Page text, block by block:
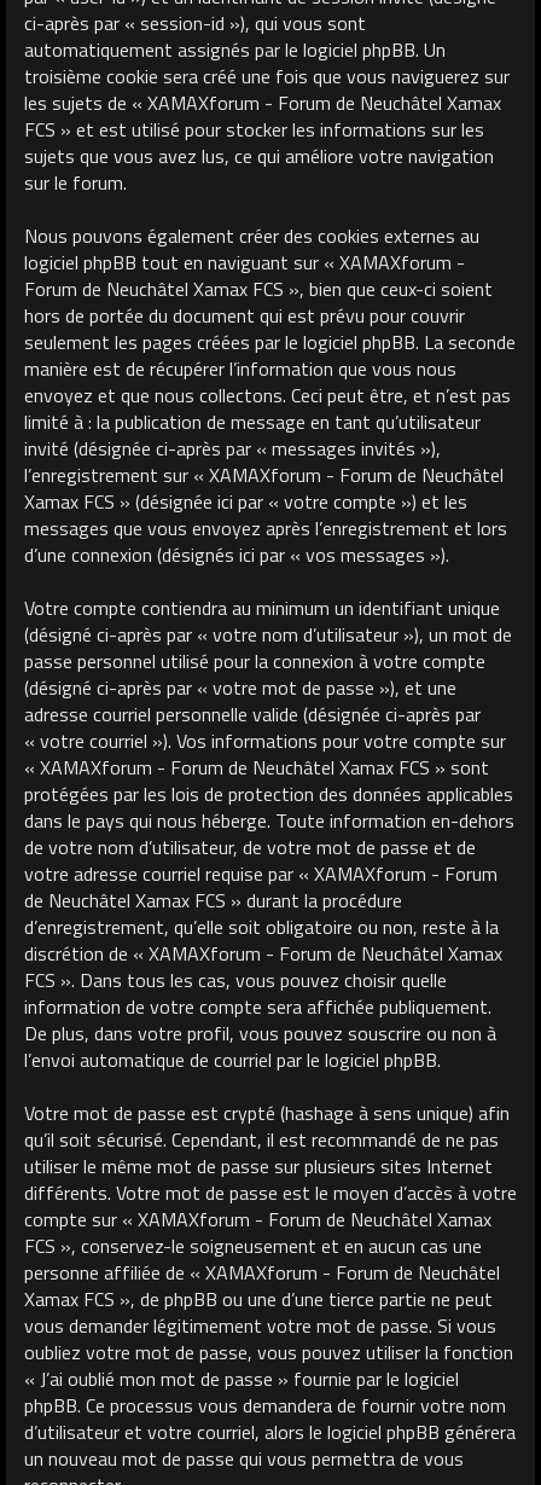
ci-après par « session-id »), qui vous sont
automatiquement assignés par le logiciel phpBB. Un
troisième cookie sera créé une fois que vous naviguerez sur
les sujets de « XAMAXforum - Forum de Neuchâtel Xamax
FCS » et est utilisé pour stocker les informations sur les
sujets que vous avez lus, ce qui améliore votre navigation
sur le forum.
Nous pouvons également créer des cookies externes au
logiciel phpBB tout en naviguant sur « XAMAXforum -
Forum de Neuchâtel Xamax FCS », bien que ceux-ci soient
hors de portée du document qui est prévu pour couvrir
seulement les pages créées par le logiciel phpBB. La seconde
manière est de récupérer l’information que vous nous
envoyez et que nous collectons. Ceci peut être, et n’est pas
limité à : la publication de message en tant qu’utilisateur
invité (désignée ci-après par « messages invités »),
l’enregistrement sur « XAMAXforum - Forum de Neuchâtel
Xamax FCS » (désignée ici par « votre compte ») et les
messages que vous envoyez après l’enregistrement et lors
d’une connexion (désignés ici par « vos messages »).
Votre compte contiendra au minimum un identifiant unique
(désigné ci-après par « votre nom d’utilisateur »), un mot de
passe personnel utilisé pour la connexion à votre compte
(désigné ci-après par « votre mot de passe »), et une
adresse courriel personnelle valide (désignée ci-après par
« votre courriel »). Vos informations pour votre compte sur
« XAMAXforum - Forum de Neuchâtel Xamax FCS » sont
protégées par les lois de protection des données applicables
dans le pays qui nous héberge. Toute information en-dehors
de votre nom d’utilisateur, de votre mot de passe et de
votre adresse courriel requise par « XAMAXforum - Forum
de Neuchâtel Xamax FCS » durant la procédure
d’enregistrement, qu’elle soit obligatoire ou non, reste à la
discrétion de « XAMAXforum - Forum de Neuchâtel Xamax
FCS ». Dans tous les cas, vous pouvez choisir quelle
information de votre compte sera affichée publiquement.
De plus, dans votre profil, vous pouvez souscrire ou non à
l’envoi automatique de courriel par le logiciel phpBB.
Votre mot de passe est crypté (hashage à sens unique) afin
qu’il soit sécurisé. Cependant, il est recommandé de ne pas
utiliser le même mot de passe sur plusieurs sites Internet
différents. Votre mot de passe est le moyen d’accès à votre
compte sur « XAMAXforum - Forum de Neuchâtel Xamax
FCS », conservez-le soigneusement et en aucun cas une
personne affiliée de « XAMAXforum - Forum de Neuchâtel
Xamax FCS », de phpBB ou une d’une tierce partie ne peut
vous demander légitimement votre mot de passe. Si vous
oubliez votre mot de passe, vous pouvez utiliser la fonction
« J’ai oublié mon mot de passe » fournie par le logiciel
phpBB. Ce processus vous demandera de fournir votre nom
d’utilisateur et votre courriel, alors le logiciel phpBB générera
un nouveau mot de passe qui vous permettra de vous